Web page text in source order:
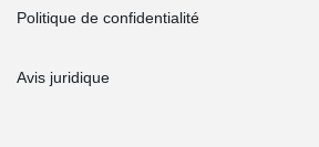
Politique de confidentialité
Avis juridique